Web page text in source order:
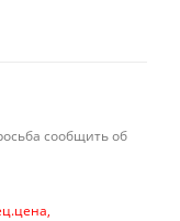
сообщить об